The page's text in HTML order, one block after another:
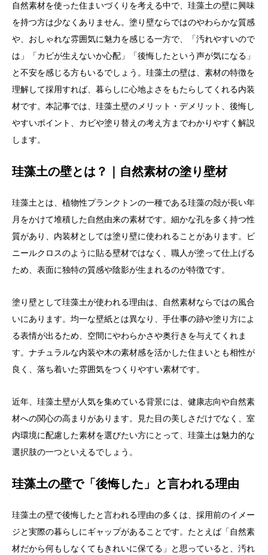
自然素材を使った住まいづくりを考える中で、珪藻土の壁に興味
を持つ方は少なくありません。塗り壁ならではのやわらかな質感
や、おしゃれな雰囲気に魅力を感じる一方で、「汚れやすいので
は」「カビが生えないか心配」「後悔したという声が気になる」
と不安を感じる方もいるでしょう。珪藻土の壁は、素材の特徴を
理解して採用すれば、暮らしに心地よさをもたらしてくれる内装
材です。本記事では、珪藻土壁のメリット・デメリット、後悔し
やすいポイント、カビや塗り替えの考え方までわかりやすく解説
します。
珪藻土の壁とは？｜自然素材の塗り壁材
珪藻土とは、植物性プランクトンの一種である珪藻の殻が長い年
月をかけて堆積した自然由来の素材です。細かな孔を多く持つ性
質があり、内装材としては塗り壁に使われることがあります。ビ
ニールクロスのように貼る壁材ではなく、職人が塗って仕上げる
ため、表面に独特の質感や陰影が生まれるのが特徴です。
塗り壁として珪藻土が使われる理由は、自然素材ならではの風合
いにあります。均一な壁紙とは異なり、手仕事の跡や塗り方によ
る表情が出るため、空間にやわらかさや奥行きを与えてくれま
す。ナチュラルな内装や木の素材感を活かした住まいとも相性が
良く、落ち着いた雰囲気をつくりやすい素材です。
近年、珪藻土壁が人気を集めている背景には、健康志向や自然素
材への関心の高まりがあります。見た目の美しさだけでなく、室
内環境に配慮した素材を選びたい方にとって、珪藻土は魅力的な
選択肢の一つといえるでしょう。
珪藻土の壁で「後悔した」と言われる理由
珪藻土の壁で後悔したと言われる理由の多くは、採用前のイメー
ジと実際の暮らしにギャップがあることです。たとえば「自然素
材だから何もしなくてもきれいに保てる」と思っていると、汚れ